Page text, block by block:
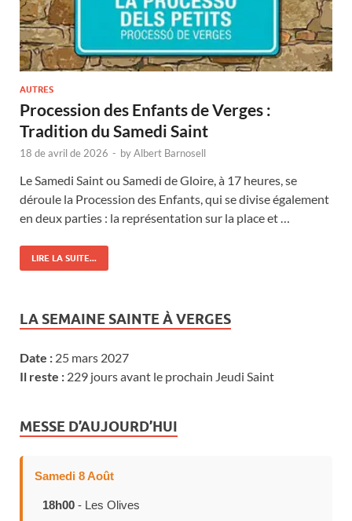
AUTRES
Procession des Enfants de Verges :
Tradition du Samedi Saint
18 de avril de 2026 - byAlbert Barnosell
Le Samedi Saint ou Samedi de Gloire, à 17 heures, se
déroule la Procession des Enfants, qui se divise également
en deux parties : la représentation sur la place et …
LIRE LA SUITE...
LA SEMAINE SAINTE À VERGES
Date : 25 mars 2027
Il reste : 229 jours avant le prochain Jeudi Saint
MESSE D’AUJOURD’HUI
Samedi 8 Août
18h00 - Les Olives